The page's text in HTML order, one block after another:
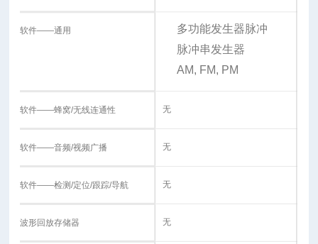
软件——通用 多功能发生器脉冲
脉冲串发生器
AM, FM, PM
软件——蜂窝/无线连通性 无
软件——音频/视频广播 无
软件——检测/定位/跟踪/导航 无
波形回放存储器 无